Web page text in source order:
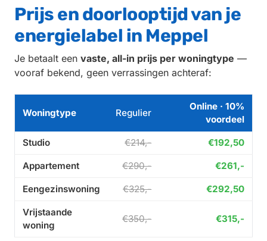
Prijs en doorlooptijd van je
energielabel in Meppel
Je betaalt een vaste, all-in prijs per woningtype —
vooraf bekend, geen verrassingen achteraf:
Woningtype Regulier
Online · 10%
voordeel
Studio €214,- €192,50
Appartement €290,- €261,-
Eengezinswoning €325,- €292,50
Vrijstaande
woning
€350,- €315,-